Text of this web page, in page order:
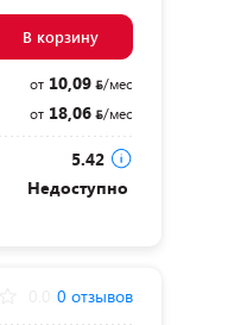
В корзину
от10,09
/мес
от18,06 /мес
5.42
Недоступно
0 отзывов